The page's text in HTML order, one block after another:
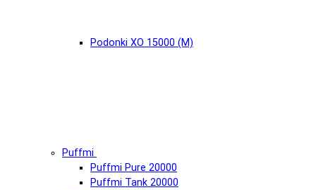
Podonki XO 15000 (М)
Puffmi
Puffmi Pure 20000
Puffmi Tank 20000